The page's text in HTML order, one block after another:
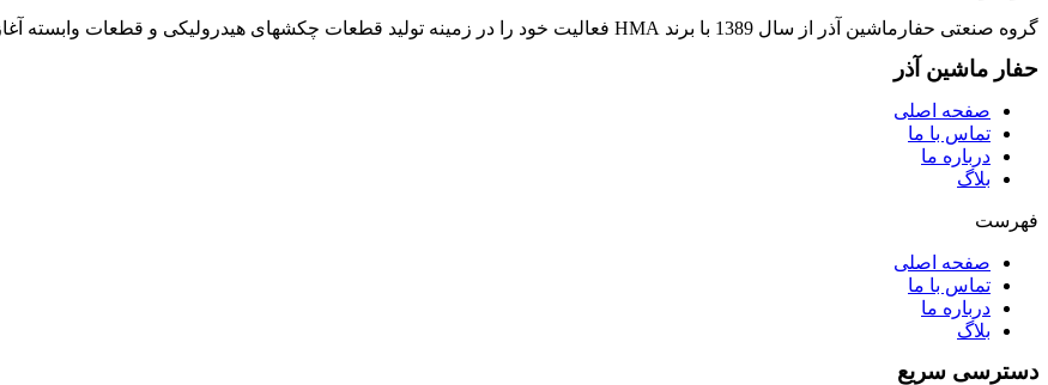
گروه صنعتی حفارماشین آذر از سال 1389 با برند HMA فعالیت خود را در زمینه تولید قطعات چکشهای هیدرولیکی و قطعات وابسته آغاز نمود.
حفار ماشین آذر
صفحه اصلی
تماس با ما
درباره ما
بلاگ
فهرست
صفحه اصلی
تماس با ما
درباره ما
بلاگ
دسترسی سریع